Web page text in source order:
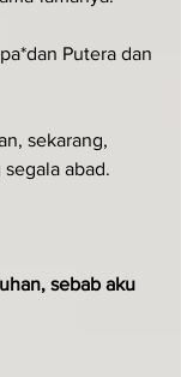
Putera dan
sekarang,
abad.
sebab aku